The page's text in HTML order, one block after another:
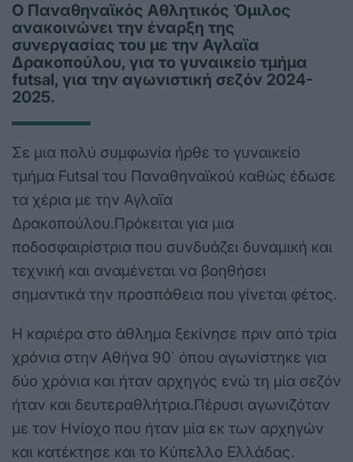
Ο Παναθηναϊκός Αθλητικός Όμιλος
ανακοινώνει την έναρξη της
συνεργασίας του με την Αγλαϊα
Δρακοπούλου, για το γυναικείο τμήμα
futsal, για την αγωνιστική σεζόν 2024-
2025.
Σε μια πολύ συμφωνία ήρθε το γυναικείο
τμήμα Futsal του Παναθηναϊκού καθώς έδωσε
τα χέρια με την Αγλαϊα
Δρακοπούλου.Πρόκειται για μια
ποδοσφαιρίστρια που συνδυάζει δυναμική και
τεχνική και αναμένεται να βοηθήσει
σημαντικά την προσπάθεια που γίνεται φέτος.
Η καριέρα στο άθλημα ξεκίνησε πριν από τρία
χρόνια στην Αθήνα 90΄ όπου αγωνίστηκε για
δύο χρόνια και ήταν αρχηγός ενώ τη μία σεζόν
ήταν και δευτεραθλήτρια.Πέρυσι αγωνιζόταν
με τον Ηνίοχο που ήταν μία εκ των αρχηγών
και κατέκτησε και το Κύπελλο Ελλάδας.